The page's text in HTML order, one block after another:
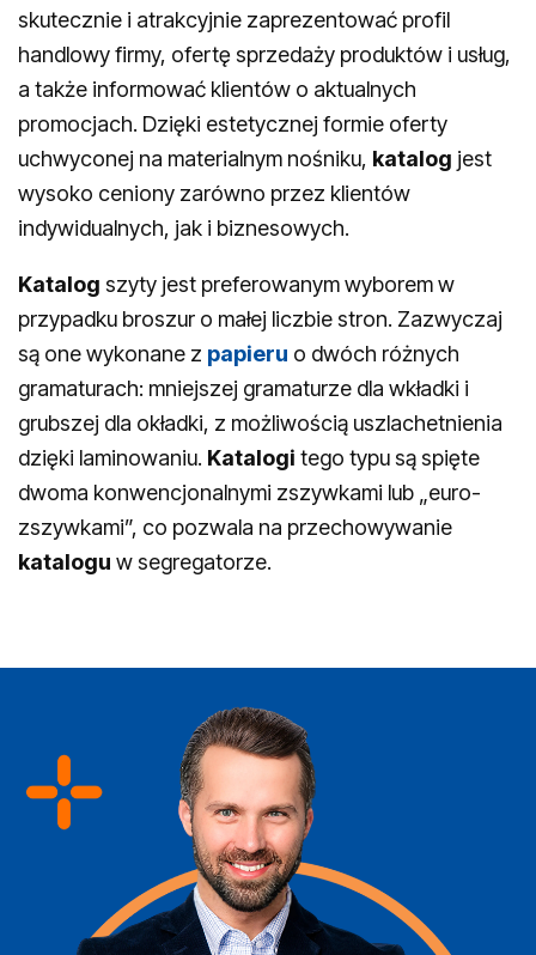
skutecznie i atrakcyjnie zaprezentować profil
handlowy firmy, ofertę sprzedaży produktów i usług,
a także informować klientów o aktualnych
promocjach. Dzięki estetycznej formie oferty
uchwyconej na materialnym nośniku, katalog jest
wysoko ceniony zarówno przez klientów
indywidualnych, jak i biznesowych.
Katalog szyty jest preferowanym wyborem w
przypadku broszur o małej liczbie stron. Zazwyczaj
są one wykonane z papieru o dwóch różnych
gramaturach: mniejszej gramaturze dla wkładki i
grubszej dla okładki, z możliwością uszlachetnienia
dzięki laminowaniu. Katalogi tego typu są spięte
dwoma konwencjonalnymi zszywkami lub „euro-
zszywkami”, co pozwala na przechowywanie
katalogu w segregatorze.